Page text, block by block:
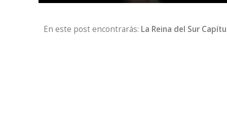
En este post encontrarás: La Reina del Sur